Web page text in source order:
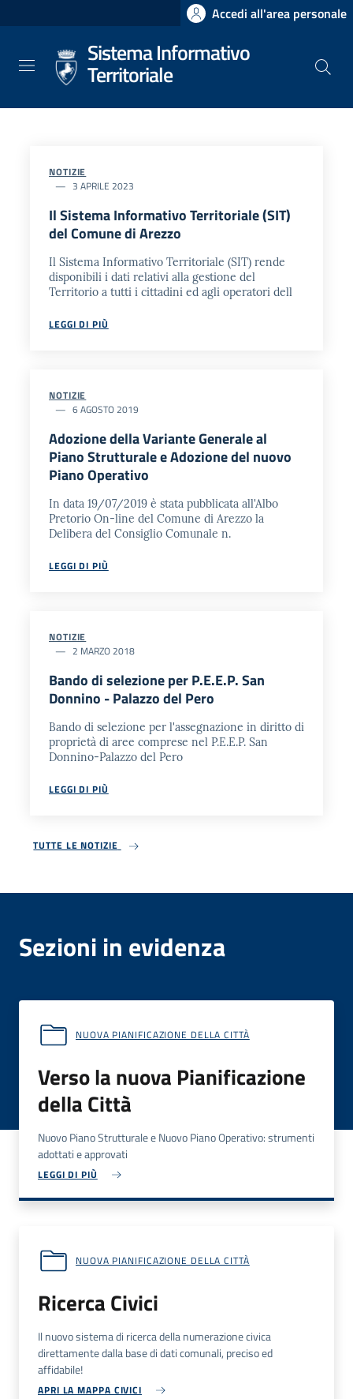
al
principale
Accedi all'area personale
Sistema Informativo
Territoriale
NOTIZIE
3 APRILE 2023
Il Sistema Informativo Territoriale (SIT)
del Comune di Arezzo
Il Sistema Informativo Territoriale (SIT) rende
disponibili i dati relativi alla gestione del
Territorio a tutti i cittadini ed agli operatori dell
LEGGI DI PIÙ
NOTIZIE
6 AGOSTO 2019
Adozione della Variante Generale al
Piano Strutturale e Adozione del nuovo
Piano Operativo
In data 19/07/2019 è stata pubblicata all'Albo
Pretorio On-line del Comune di Arezzo la
Delibera del Consiglio Comunale n.
LEGGI DI PIÙ
NOTIZIE
2 MARZO 2018
Bando di selezione per P.E.E.P. San
Donnino - Palazzo del Pero
Bando di selezione per l'assegnazione in diritto di
proprietà di aree comprese nel P.E.E.P. San
Donnino-Palazzo del Pero
LEGGI DI PIÙ
TUTTE LE NOTIZIE
Sezioni in evidenza
NUOVA PIANIFICAZIONE DELLA CITTÀ
Verso la nuova Pianificazione
della Città
Nuovo Piano Strutturale e Nuovo Piano Operativo: strumenti
adottati e approvati
LEGGI DI PIÙ
NUOVA PIANIFICAZIONE DELLA CITTÀ
Ricerca Civici
Il nuovo sistema di ricerca della numerazione civica
direttamente dalla base di dati comunali, preciso ed
affidabile!
APRI LA MAPPA CIVICI